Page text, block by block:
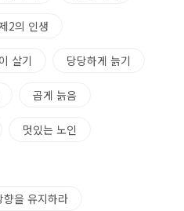
2의 인생
살기 당당하게 늙기
곱게 늙음
멋있는 노인
을 유지하라